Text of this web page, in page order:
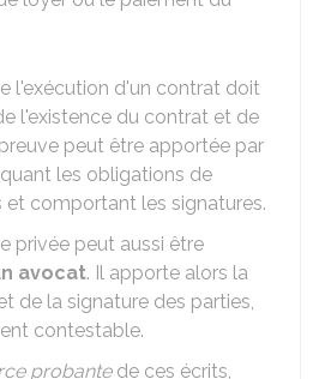
l'exécution d'un contrat doit
l'existence du contrat et de
peut être apportée par
les obligations de
et comportant les signatures.
privée peut aussi être
avocat. Il apporte alors la
de la signature des parties,
contestable.
probantede ces écrits,